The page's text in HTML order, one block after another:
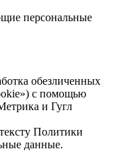
персональные
обезличенных
с помощью
и Гугл
Политики
данные.